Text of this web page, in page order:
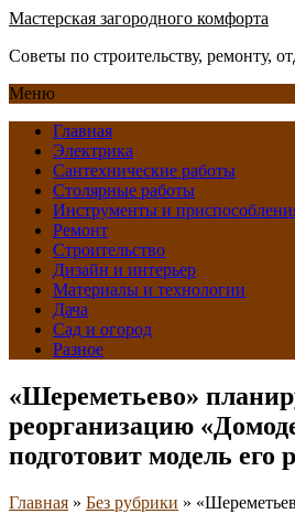
Мастерская загородного комфорта
Советы по строительству, ремонту,
Меню
Главная
Электрика
Сантехнические работы
Столярные работы
Инструменты и
Ремонт
Строительство
Дизайн и интерьер
Материалы и технологии
Дача
Сад и огород
Разное
«Шереметьево»
реорганизацию
подготовит модель его
Главная » Без рубрики »